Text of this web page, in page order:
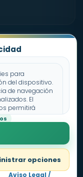
para
del dispositivo.
de navegación
El
permitirá
de
No consentir o
negativamente a
opciones
Aviso Legal /